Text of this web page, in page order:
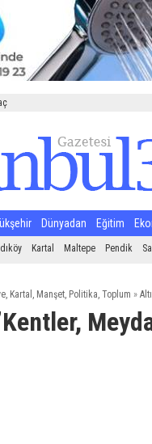
Dünyadan Eğitim
Kartal Maltepe Pendik
, Kartal , Manşet, Politika, Toplum »